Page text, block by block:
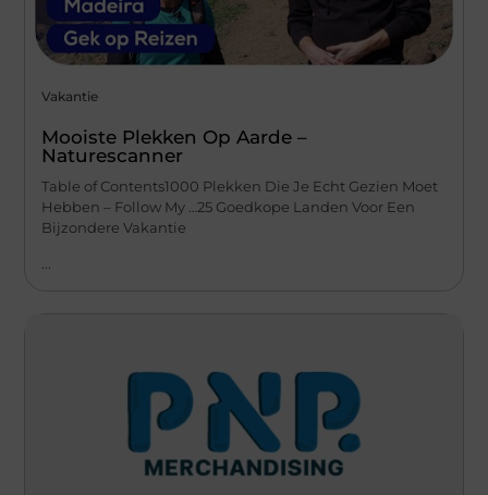
Vakantie
Mooiste Plekken Op Aarde –
Naturescanner
Table of Contents1000 Plekken Die Je Echt Gezien Moet
Hebben – Follow My …25 Goedkope Landen Voor Een
Bijzondere Vakantie
...